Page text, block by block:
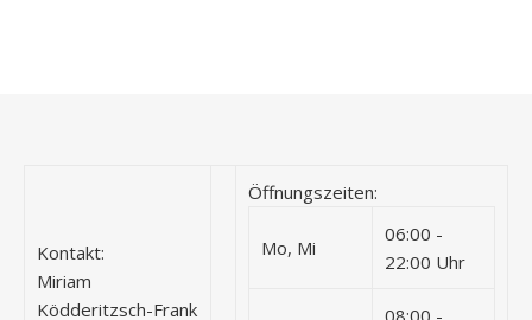
Kontakt:
Miriam
Ködderitzsch-Frank
Öffnungszeiten:
Mo, Mi
06:00 -
22:00 Uhr
08:00 -